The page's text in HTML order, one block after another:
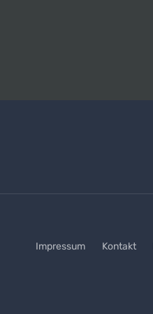
Impressum Kontakt